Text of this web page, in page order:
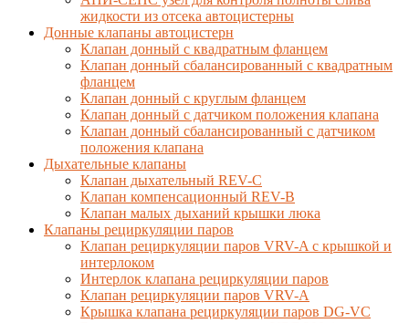
жидкости из отсека автоцистерны
Донные клапаны автоцистерн
Клапан донный с квадратным фланцем
Клапан донный сбалансированный с квадратным
фланцем
Клапан донный с круглым фланцем
Клапан донный с датчиком положения клапана
Клапан донный сбалансированный с датчиком
положения клапана
Дыхательные клапаны
Клапан дыхательный REV-C
Клапан компенсационный REV-B
Клапан малых дыханий крышки люка
Клапаны рециркуляции паров
Клапан рециркуляции паров VRV-A с крышкой и
интерлоком
Интерлок клапана рециркуляции паров
Клапан рециркуляции паров VRV-A
Крышка клапана рециркуляции паров DG-VC